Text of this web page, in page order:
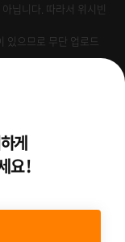
닙니다. 따라서 위시빈
있으므로 무단 업로드
게
요 !